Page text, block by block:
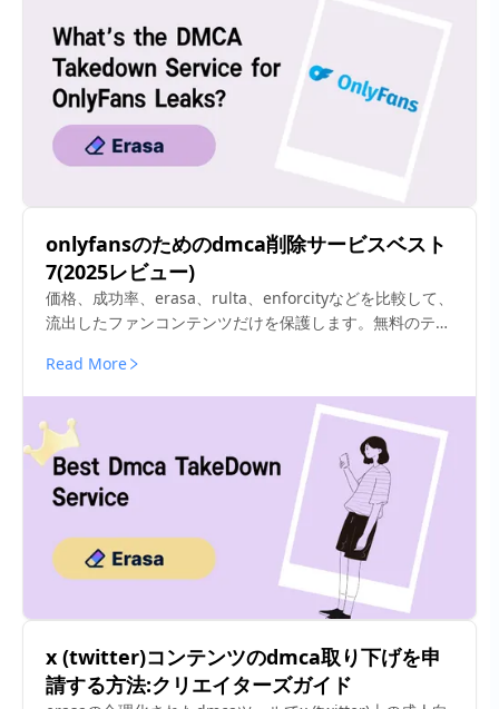
onlyfansのためのdmca削除サービスベスト
7(2025レビュー)
価格、成功率、erasa、rulta、enforcityなどを比較して、
流出したファンコンテンツだけを保護します。無料のテン
Read More
x (twitter)コンテンツのdmca取り下げを申
請する方法:クリエイターズガイド